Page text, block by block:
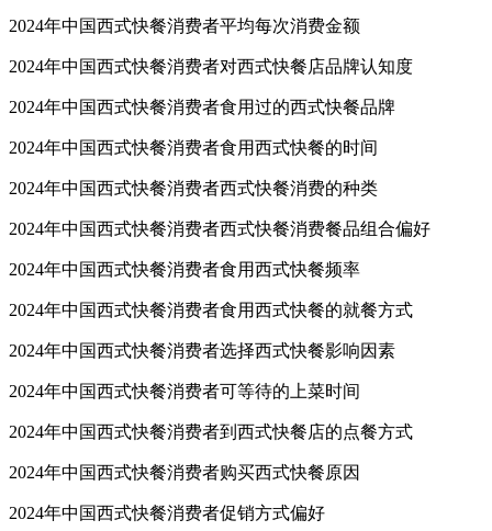
2024年中国西式快餐消费者平均每次消费金额
2024年中国西式快餐消费者对西式快餐店品牌认知度
2024年中国西式快餐消费者食用过的西式快餐品牌
2024年中国西式快餐消费者食用西式快餐的时间
2024年中国西式快餐消费者西式快餐消费的种类
2024年中国西式快餐消费者西式快餐消费餐品组合偏好
2024年中国西式快餐消费者食用西式快餐频率
2024年中国西式快餐消费者食用西式快餐的就餐方式
2024年中国西式快餐消费者选择西式快餐影响因素
2024年中国西式快餐消费者可等待的上菜时间
2024年中国西式快餐消费者到西式快餐店的点餐方式
2024年中国西式快餐消费者购买西式快餐原因
2024年中国西式快餐消费者促销方式偏好